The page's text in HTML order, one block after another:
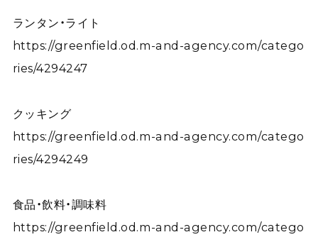
ランタン・ライト
https://greenfield.od.m-and-agency.com/catego
ries/4294247
クッキング
https://greenfield.od.m-and-agency.com/catego
ries/4294249
食品・飲料・調味料
https://greenfield.od.m-and-agency.com/catego